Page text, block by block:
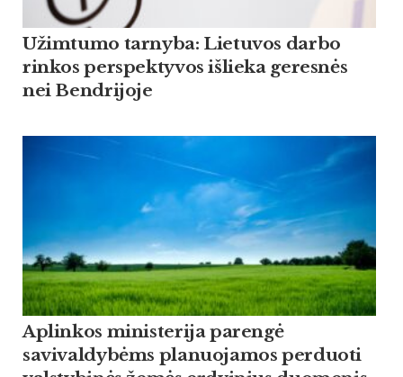
Užimtumo tarnyba: Lietuvos darbo
rinkos perspektyvos išlieka geresnės
nei Bendrijoje
Aplinkos ministerija parengė
savivaldybėms planuojamos perduoti